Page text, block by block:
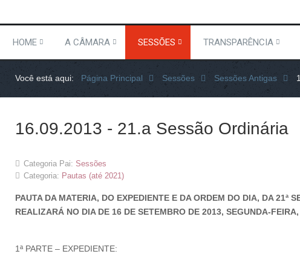
HOME A CÂMARA SESSÕES TRANSPARÊNCIA
Você está aqui: Página Principal Sessões Sessões Antigas
16.09.2013 - 21.a Sessão Ordinária
Categoria Pai: Sessões
Categoria: Pautas (até 2021)
PAUTA DA MATERIA, DO EXPEDIENTE E DA ORDEM DO DIA, DA 21ª
REALIZARÁ NO DIA DE 16 DE SETEMBRO DE 2013, SEGUNDA-
1ª PARTE – EXPEDIENTE: